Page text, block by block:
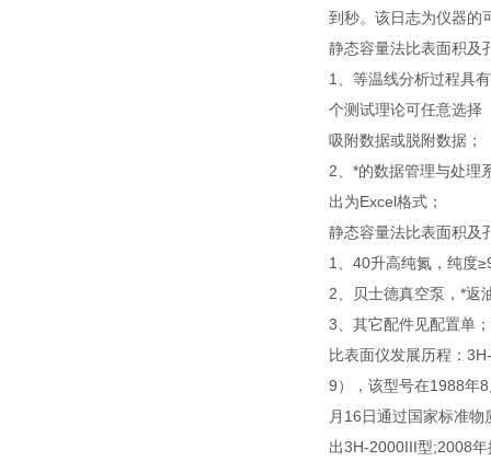
到秒。该日志为仪器的
静态容量法比表面积及
1、等温线分析过程具
个测试理论可任意选择
吸附数据或脱附数据；
2、*的数据管理与处理
出为Excel格式；
静态容量法比表面积及
1、40升高纯氮，纯度
2、贝士德真空泵，*返
3、其它配件见配置单；
比表面仪发展历程：
9），该型号在1988年
月16日通过国家标准
出3H-2000III型;2008